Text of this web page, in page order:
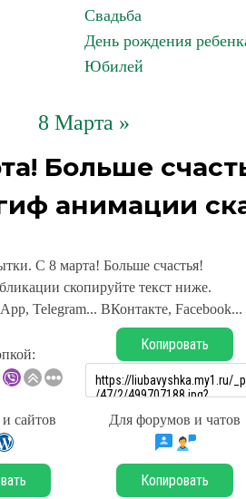
Свадьба
День рождения
Юбилей
8 Марта »
Больше
анимации
С 8 марта! Больше счастья!
скопируйте текст ниже.
Telegram... ВКонтакте, Facebook...
Копировать
сайтов Для форумов и чатов
Копировать